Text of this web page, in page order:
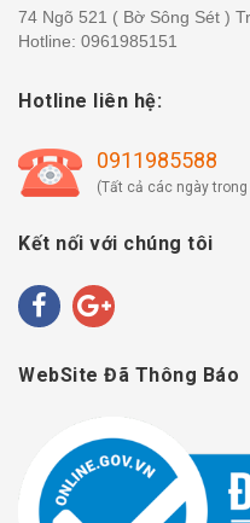
74 Ngõ 521 ( Bờ Sông Sét )
Hotline: 0961985151
Hotline liên hệ:
0911985588
(Tất cả các ngày trong
Kết nối với chúng tôi
WebSite Đã Thông Báo